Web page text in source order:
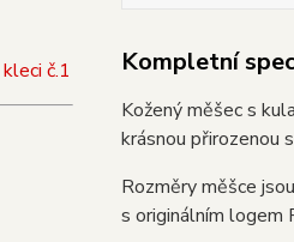
č.1
Kompletní
Kožený měšec s
krásnou přirozenou
Rozměry měšce
s originálním logem